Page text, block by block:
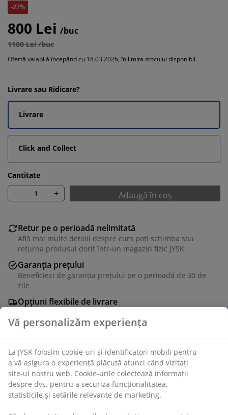
-27%
800 Lei /buc
1100 Lei /buc
Ofertă valabilă începând cu 18.03.2026, în limita stocului disponibil.
Livrare sau Ridicare?
Livrare
Click and Collect
Cantitate
- + Adaugă în coș
Retur pe o perioadă nelimitată
Află mai multe detalii despre cum poți schimba sau
returna produsul dorit într-un magazin fizic JYSK
Garanția prețului
Beneficiezi de garanția prețului pe o perioadă de 30 de
zile
Opțiuni flexibile de livrare
bine
Saltea 90x200 cm cu grosime de 26 cm, cu 500 de
arcuri multi-pocket/m², împărțită în 7 zone de confort,
care oferă un suport unic, corect din punct de vedere
ergonomic. Salteaua este căptușită cu spumă
poliuretanică. Husă tratată cu aloe vera.
Vă personalizăm experiența